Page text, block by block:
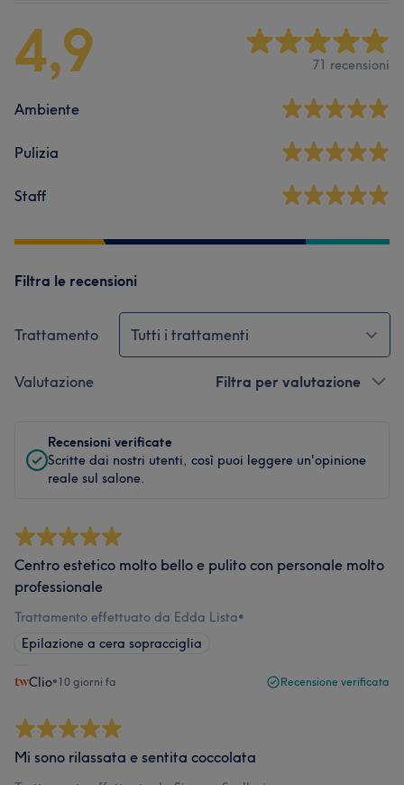
4,9 71 recensioni
Ambiente
Pulizia
Staff
Filtra le recensioni
Trattamento Tutti i trattamenti
Valutazione Filtra per valutazione
Recensioni verificate
Scritte dai nostri utenti, così puoi leggere un'opinione
reale sul salone.
Centro estetico molto bello e pulito con personale molto
professionale
Trattamento effettuato da Edda Lista•
Epilazione a cera sopracciglia
Clio•10 giorni fa Recensione verificata
Mi sono rilassata e sentita coccolata